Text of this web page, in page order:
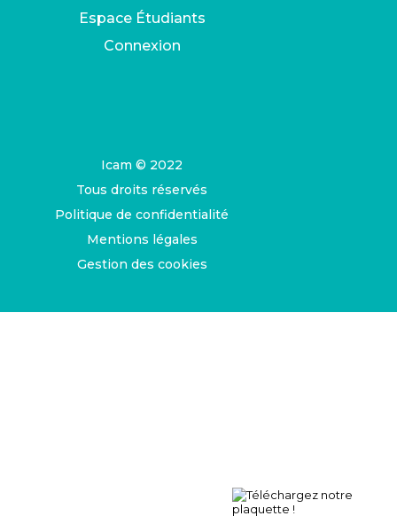
Espace Étudiants
Connexion
Icam © 2022
Tous droits réservés
Politique de confidentialité
Mentions légales
Gestion des cookies